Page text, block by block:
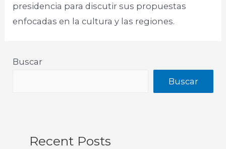
presidencia para discutir sus propuestas
enfocadas en la cultura y las regiones. ​
Buscar
Buscar
Recent Posts